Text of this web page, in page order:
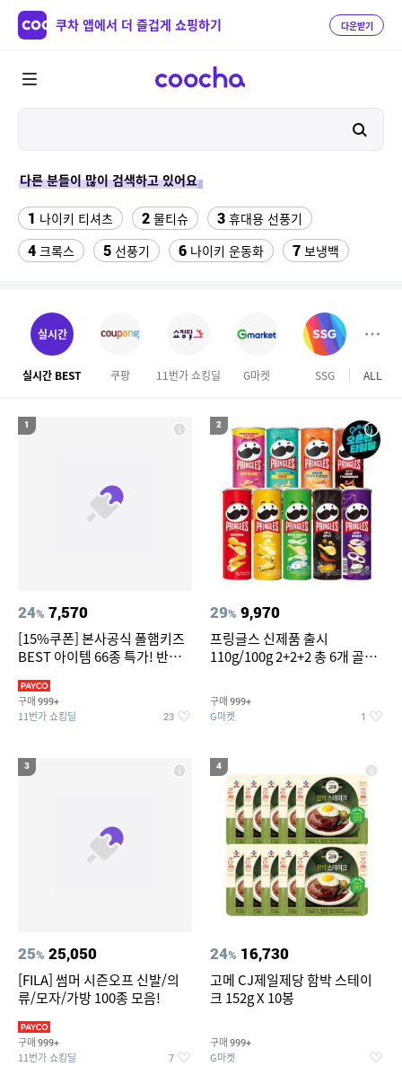
쿠차 앱에서 더 즐겁게 쇼핑하기 다운받기
다른 분들이 많이 검색하고 있어요
1 나이키 티셔츠 2 물티슈 3 휴대용 선풍기
4 크록스 5 선풍기 6 나이키 운동화 7 보냉백
11 삼성갤럭시북프로, 32gb, win11포함
12 성인용세발자전거중고
13 고려은단 비타민C 1000 600정
위닉스 공기청정기 타워 XQ600 필터
침대 매트리스 퀸
팔찌부자재
차량용스프레이페인트 얇은여자니트
ALL
실시간
실시간 BEST 쿠팡 11번가 쇼킹딜 G마켓 SSG 오늘
1
24% 7,570
[15%쿠폰] 본사공식 폴햄키즈
BEST 아이템 66종 특가! 반팔
구매 999+
11번가 쇼킹딜 23
2
29% 9,970
프링글스 신제품 출시
110g/100g 2+2+2 총 6개 골라
구매 999+
G마켓 1
3
25% 25,050
[FILA] 썸머 시즌오프 신발/의
류/모자/가방 100종 모음!
구매 999+
11번가 쇼킹딜 7
4
24% 16,730
고메 CJ제일제당 함박 스테이
크 152g X 10봉
구매 999+
G마켓